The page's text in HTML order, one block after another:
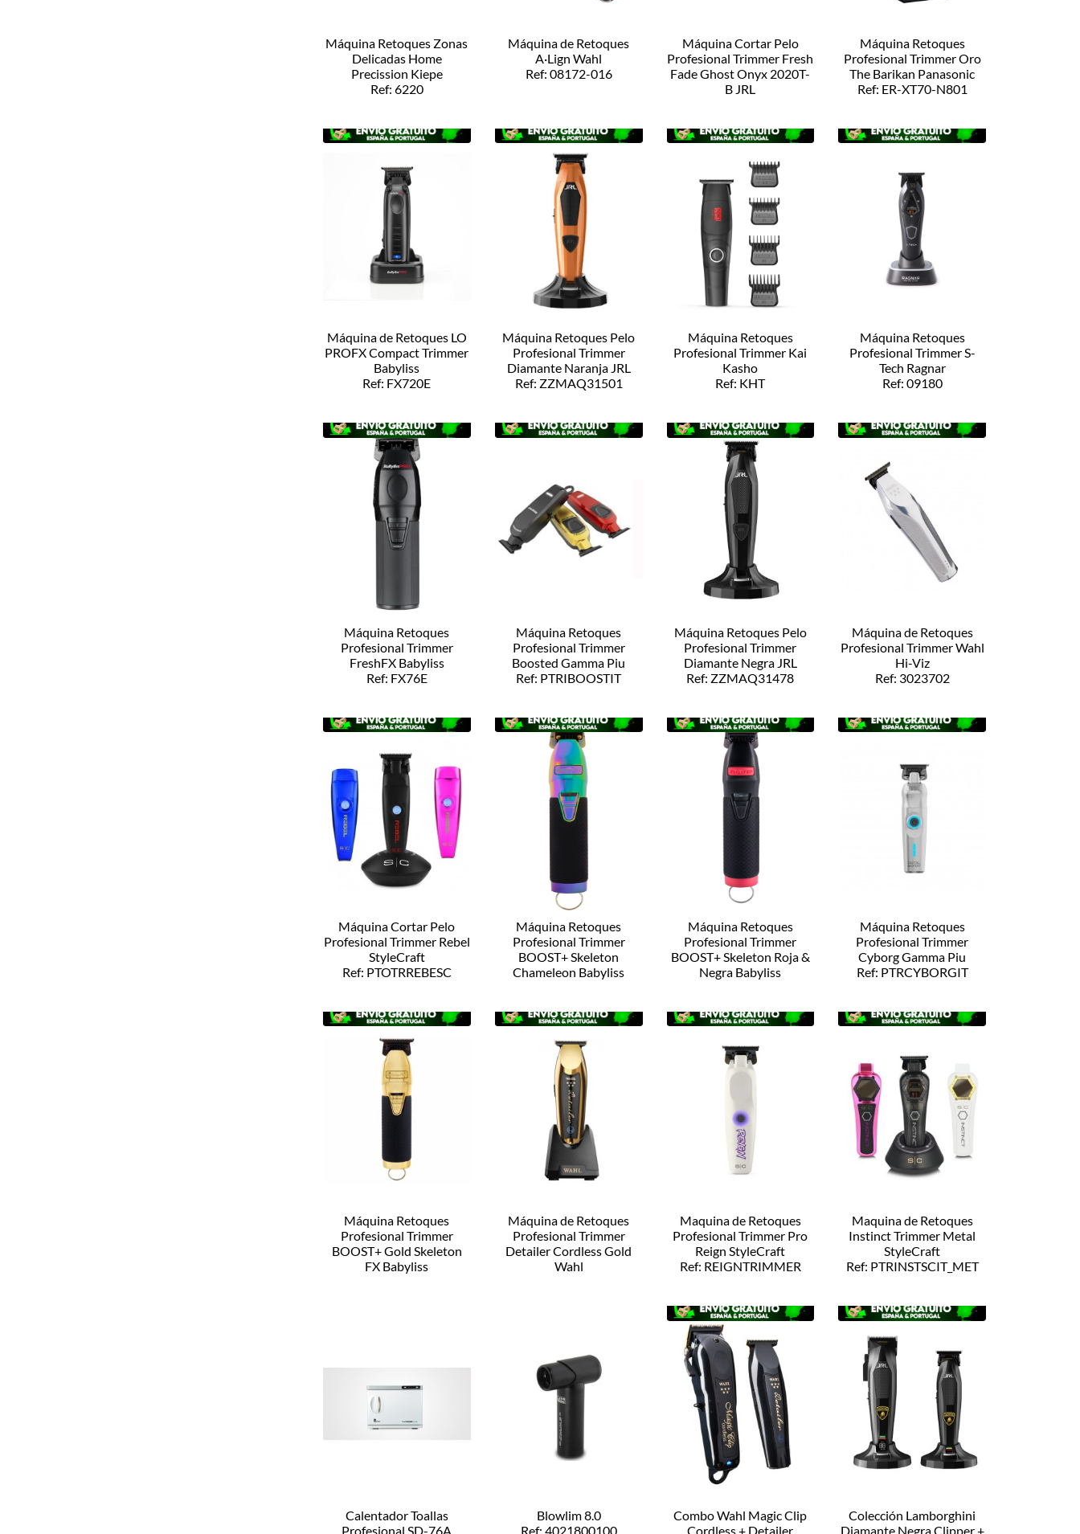
Máquina Retoques Zonas
Delicadas Home
Precission Kiepe
Ref: 6220
Máquina de Retoques
A·Lign Wahl
Ref: 08172-016
Máquina Cortar Pelo
Profesional Trimmer Fresh
Fade Ghost Onyx 2020T-
B JRL
Máquina Retoques
Profesional Trimmer Oro
The Barikan Panasonic
Ref: ER-XT70-N801
Máquina de Retoques LO
PROFX Compact Trimmer
Babyliss
Ref: FX720E
Máquina Retoques Pelo
Profesional Trimmer
Diamante Naranja JRL
Ref: ZZMAQ31501
Máquina Retoques
Profesional Trimmer Kai
Kasho
Ref: KHT
Máquina Retoques
Profesional Trimmer S-
Tech Ragnar
Ref: 09180
Máquina Retoques
Profesional Trimmer
FreshFX Babyliss
Ref: FX76E
Máquina Retoques
Profesional Trimmer
Boosted Gamma Piu
Ref: PTRIBOOSTIT
Máquina Retoques Pelo
Profesional Trimmer
Diamante Negra JRL
Ref: ZZMAQ31478
Máquina de Retoques
Profesional Trimmer Wahl
Hi-Viz
Ref: 3023702
Máquina Cortar Pelo
Profesional Trimmer Rebel
StyleCraft
Ref: PTOTRREBESC
Máquina Retoques
Profesional Trimmer
BOOST+ Skeleton
Chameleon Babyliss
Máquina Retoques
Profesional Trimmer
BOOST+ Skeleton Roja &
Negra Babyliss
Máquina Retoques
Profesional Trimmer
Cyborg Gamma Piu
Ref: PTRCYBORGIT
Máquina Retoques
Profesional Trimmer
BOOST+ Gold Skeleton
FX Babyliss
Máquina de Retoques
Profesional Trimmer
Detailer Cordless Gold
Wahl
Maquina de Retoques
Profesional Trimmer Pro
Reign StyleCraft
Ref: REIGNTRIMMER
Maquina de Retoques
Instinct Trimmer Metal
StyleCraft
Ref: PTRINSTSCIT_MET
Calentador Toallas
Profesional SD-76A
Blowlim 8.0
Ref: 4021800100
Combo Wahl Magic Clip
Cordless + Detailer
Colección Lamborghini
Diamante Negra Clipper +